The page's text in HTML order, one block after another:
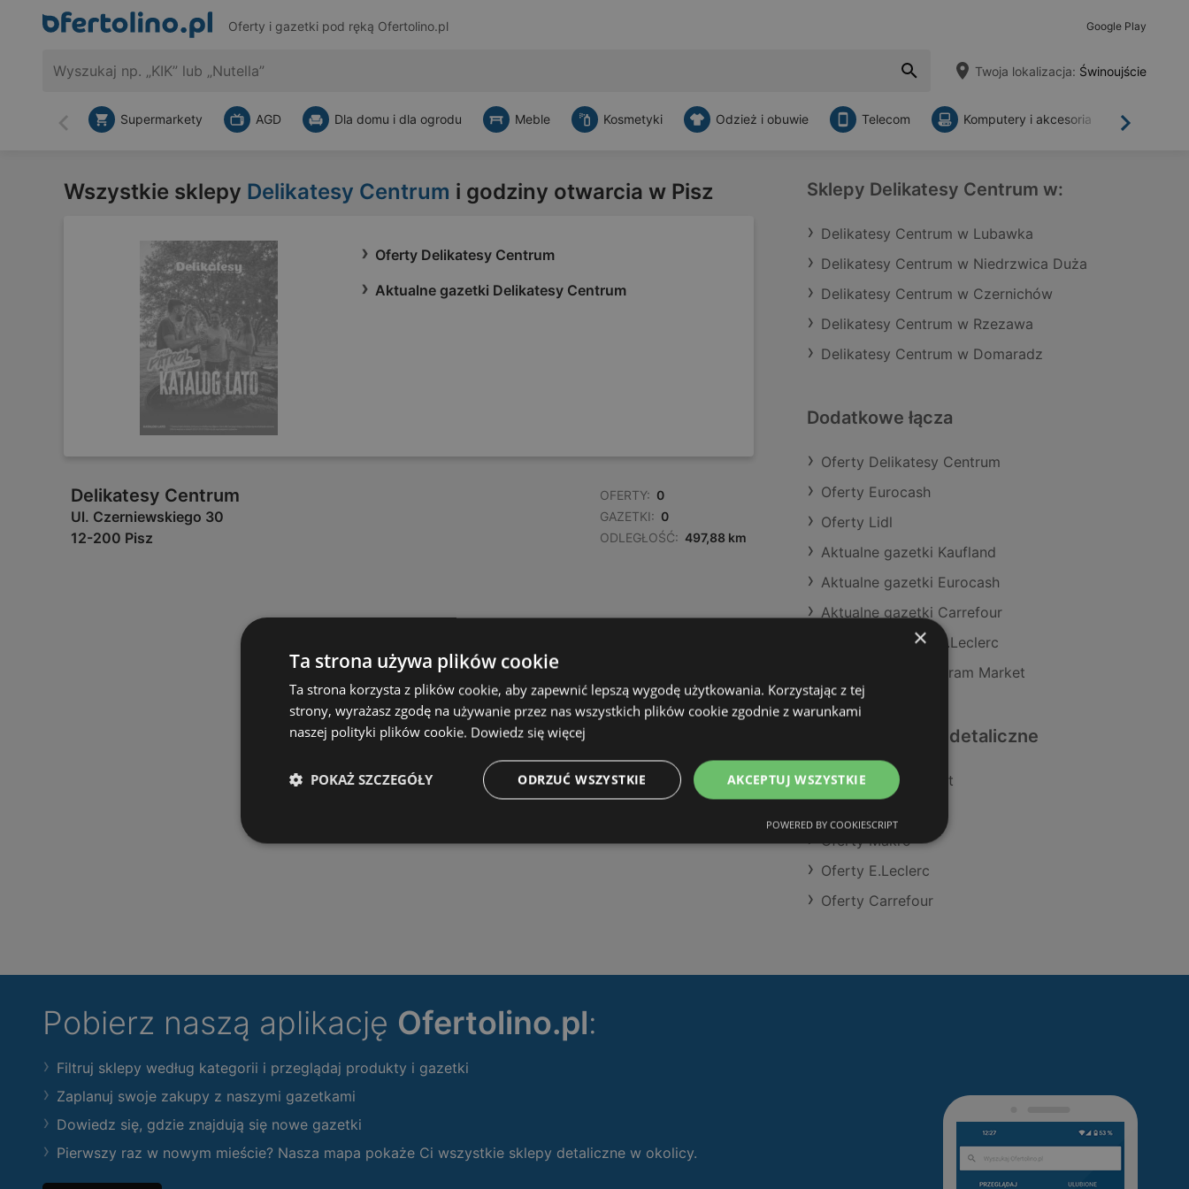
Oferty i gazetki pod ręką Ofertolino.pl Google Play
Twoja lokalizacja: Świnoujście
Wstecz Dalej
Supermarkety AGD Dla domu i dla ogrodu Meble Kosmetyki Odzież i obuwie Telecom Komputery i akcesoria
Wszystkie sklepy Delikatesy Centrum i godziny otwarcia w Pisz
Oferty Delikatesy Centrum
Aktualne gazetki Delikatesy Centrum
Delikatesy Centrum
Ul. Czerniewskiego 30
12-200 Pisz
OFERTY: 0
GAZETKI: 0
ODLEGŁOŚĆ: 497,88 km
Sklepy Delikatesy Centrum w:
Delikatesy Centrum w Lubawka
Delikatesy Centrum w Niedrzwica Duża
Delikatesy Centrum w Czernichów
Delikatesy Centrum w Rzezawa
Delikatesy Centrum w Domaradz
Dodatkowe łącza
Oferty Delikatesy Centrum
Oferty Eurocash
Oferty Lidl
Aktualne gazetki Kaufland
Aktualne gazetki Eurocash
Aktualne gazetki Carrefour
Aktualne gazetki E.Leclerc
Aktualne gazetki Gram Market
Podobne sklepy detaliczne
Oferty POLOmarket
Oferty Makro
Oferty E.Leclerc
Oferty Carrefour
Pobierz naszą aplikację Ofertolino.pl:
Filtruj sklepy według kategorii i przeglądaj produkty i gazetki
Zaplanuj swoje zakupy z naszymi gazetkami
Dowiedz się, gdzie znajdują się nowe gazetki
Pierwszy raz w nowym mieście? Nasza mapa pokaże Ci wszystkie sklepy detaliczne w okolicy.
×
Ta strona używa plików cookie
Ta strona korzysta z plików cookie, aby zapewnić lepszą wygodę użytkowania. Korzystając z tej
strony, wyrażasz zgodę na używanie przez nas wszystkich plików cookie zgodnie z warunkami
naszej polityki plików cookie. Dowiedz się więcej
AKCEPTUJ WSZYSTKIE
ODRZUĆ WSZYSTKIE
POKAŻ SZCZEGÓŁY
POWERED BY COOKIESCRIPT